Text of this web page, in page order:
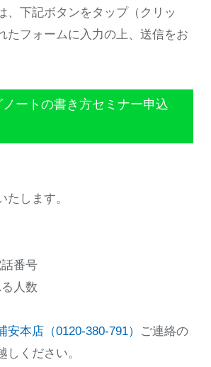
、下記ボタンをタップ（クリッ
たフォームに入力の上、送信をお
ートの書き方セミナー申込
たします。
番号
人数
安本店（0120-380-791）
ご連絡の
しください。